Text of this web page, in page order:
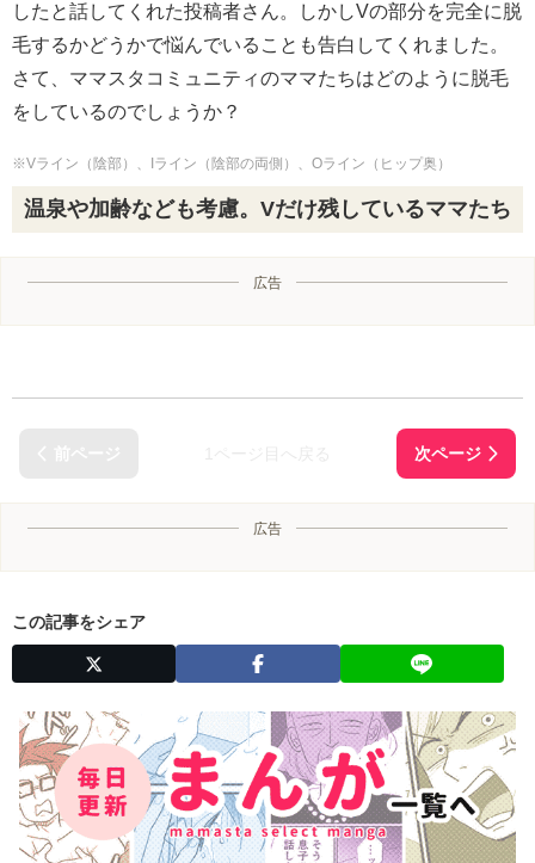
したと話してくれた投稿者さん。しかしVの部分を完全に脱
毛するかどうかで悩んでいることも告白してくれました。
さて、ママスタコミュニティのママたちはどのように脱毛
をしているのでしょうか？
※Vライン（陰部）、Iライン（陰部の両側）、Oライン（ヒップ奥）
温泉や加齢なども考慮。Vだけ残しているママたち
広告
広告
この記事をシェア